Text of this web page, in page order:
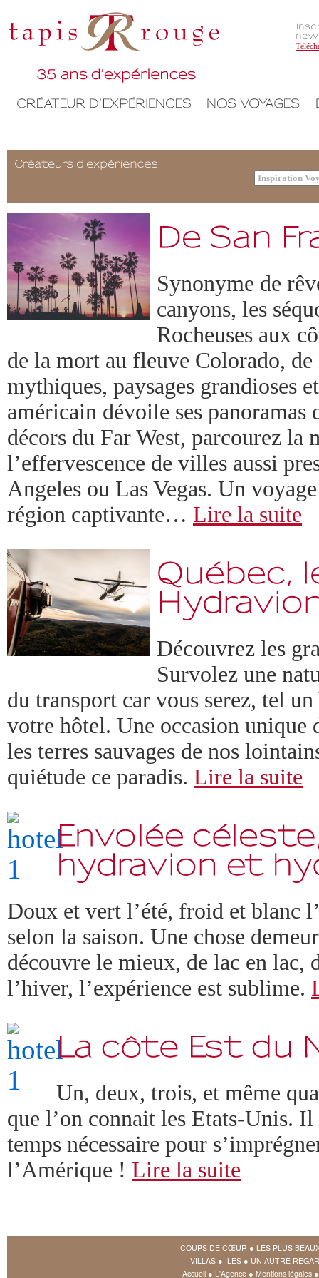
Synonyme de
canyons, les
Rocheuses aux
de la mort au fleuve Colorado,
mythiques, paysages grandioses
américain dévoile ses panoramas
décors du Far West, parcourez
l’effervescence de villes aussi
Angeles ou Las Vegas. Un
région captivante… Lire la suite
Découvrez les
Survolez une
du transport car vous serez, tel
votre hôtel. Une occasion unique
les terres sauvages de nos
quiétude ce paradis. Lire la suite
Doux et vert l’été, froid et blanc
selon la saison. Une chose
découvre le mieux, de lac en lac,
l’hiver, l’expérience est sublime.
Un, deux, trois, et même
que l’on connait les Etats-Unis.
temps nécessaire pour
l’Amérique ! Lire la suite
COUPS DE CŒUR ● LES PLUS
VILLAS ● ÎLES ● UN AUTRE
Accueil ● L'Agence ● Mentions légales